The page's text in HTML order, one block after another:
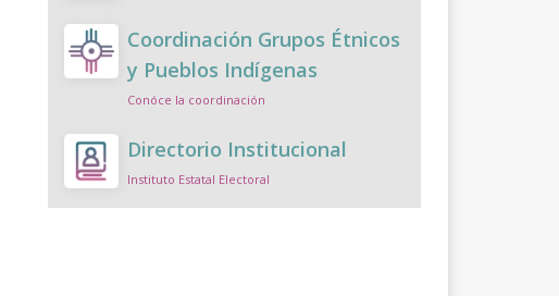
Coordinación Grupos Étnicos
y Pueblos Indígenas
Conóce la coordinación
Directorio Institucional
Instituto Estatal Electoral